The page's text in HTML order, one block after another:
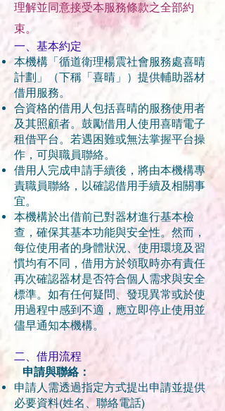
理解並同意接受本服務條款之全部約
束。
一、基本約定
本機構「循道衛理楊震社會服務處喜晴
計劃」（下稱「喜晴」）提供輔助器材
借用服務。
合資格的借用人包括喜晴的服務使用者
及其照顧者。鼓勵借用人使用喜晴電子
租借平台。若遇困難或無法掌握平台操
作，可與職員聯絡。
借用人完成申請手續後，將由本機構專
責職員聯絡，以確認借用手續及相關事
宜。
本機構於出借前已對器材進行基本檢
查，確保其基本功能與安全性。然而，
每位使用者的身體狀況、使用環境及習
慣均有不同，借用方於領取時亦有責任
再次確認器材是否符合個人需求與安全
標準。如有任何疑問、發現異常或於使
用過程中感到不適，應立即停止使用並
儘早通知本機構。
二、借用流程
申請與聯絡：
申請人需透過指定方式提出申請並提供
必要資料(姓名、聯絡電話)